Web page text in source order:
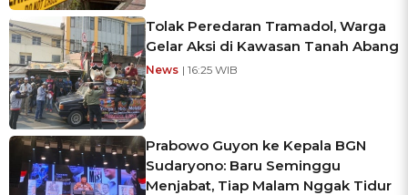
Tolak Peredaran Tramadol, Warga
Gelar Aksi di Kawasan Tanah Abang
News | 16:25 WIB
Prabowo Guyon ke Kepala BGN
Sudaryono: Baru Seminggu
Menjabat, Tiap Malam Nggak Tidur